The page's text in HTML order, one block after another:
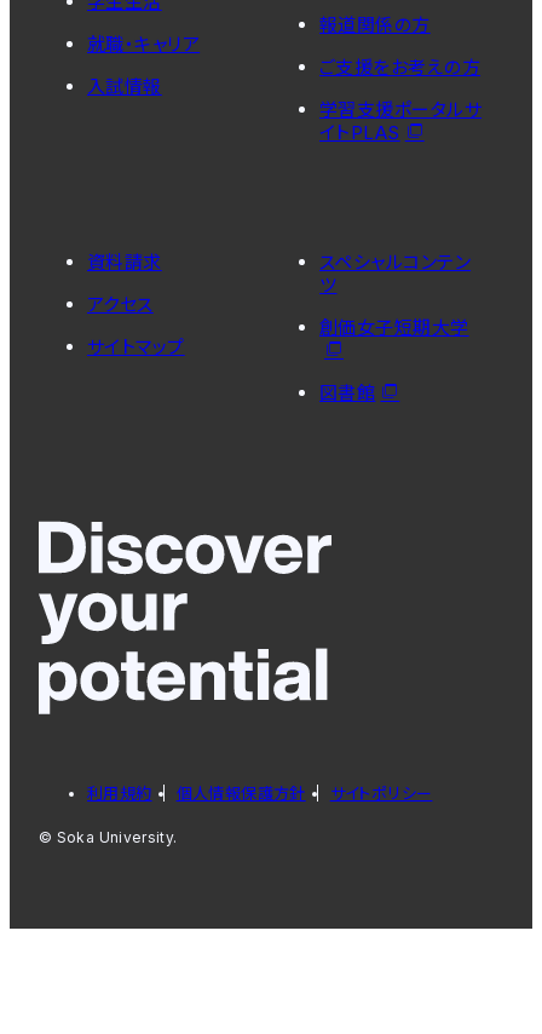
就職・キャリア
入試情報
報道関係の方
ご支援をお考えの方
学習支援ポータルサ
イトPLAS
資料請求
アクセス
サイトマップ
スペシャルコンテン
ツ
創価女子短期大学
図書館
利用規約 個人情報保護方針 サイトポリシー
© Soka University.